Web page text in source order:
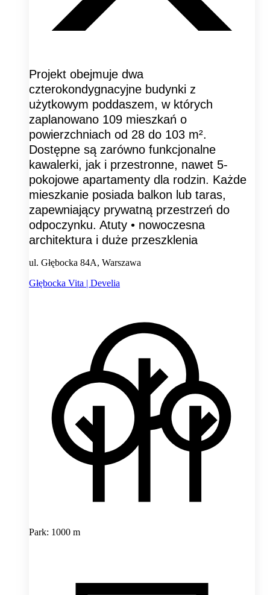
Projekt obejmuje dwa
czterokondygnacyjne budynki z
użytkowym poddaszem, w których
zaplanowano 109 mieszkań o
powierzchniach od 28 do 103 m².
Dostępne są zarówno funkcjonalne
kawalerki, jak i przestronne, nawet 5-
pokojowe apartamenty dla rodzin. Każde
mieszkanie posiada balkon lub taras,
zapewniający prywatną przestrzeń do
odpoczynku. Atuty • nowoczesna
architektura i duże przeszklenia
ul. Głębocka 84A, Warszawa
Głębocka Vita | Develia
Park: 1000 m